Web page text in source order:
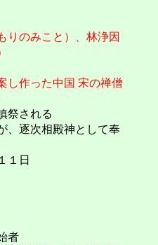
りのみこと）、林浄因
し作った中国 宋の禅僧
祭される
、逐次相殿神として奉
１日
者